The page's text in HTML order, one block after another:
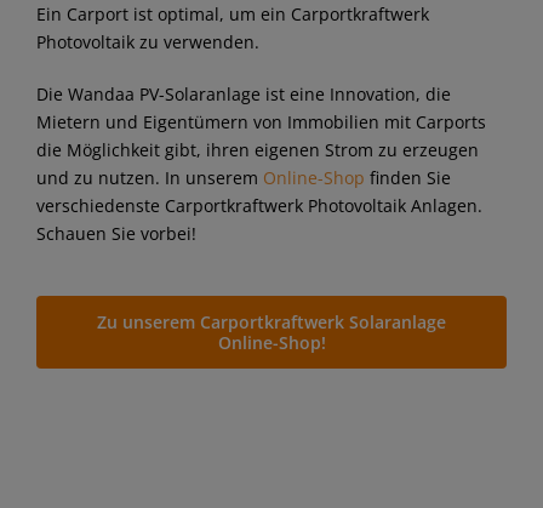
Ein Carport ist optimal, um ein Carportkraftwerk
Photovoltaik zu verwenden.
Die Wandaa PV-Solaranlage ist eine Innovation, die
Mietern und Eigentümern von Immobilien mit Carports
die Möglichkeit gibt, ihren eigenen Strom zu erzeugen
und zu nutzen. In unserem Online-Shop finden Sie
verschiedenste Carportkraftwerk Photovoltaik Anlagen.
Schauen Sie vorbei!
Zu unserem Carportkraftwerk Solaranlage
Online-Shop!